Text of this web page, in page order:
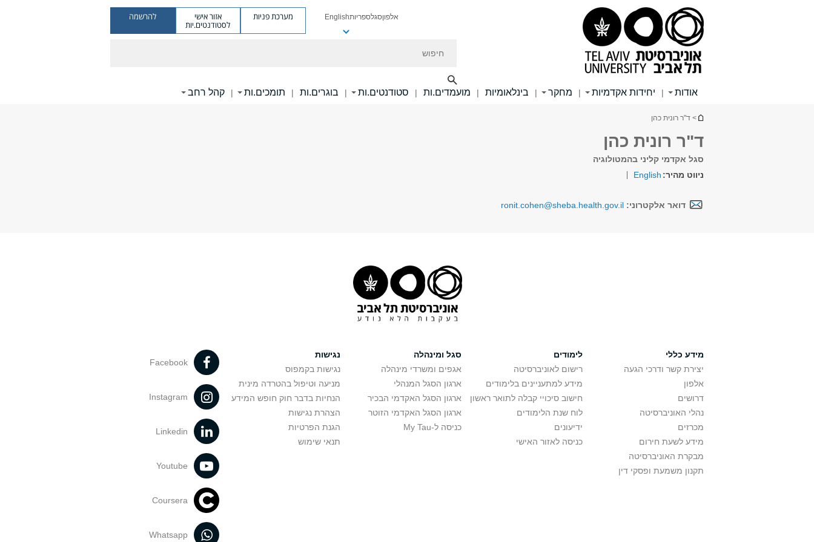
אלפוןסגלספריותEnglish מערכת פניות אזור אישי
לסטודנטים.יות
להרשמה
אודות | יחידות אקדמיות | מחקר | בינלאומיות | מועמדים.ות | סטודנטים.ות | בוגרים.ות | תומכים.ות | קהל רחב
הינך נמצא כאן
> ד"ר רונית כהן
ד"ר רונית כהן
סגל אקדמי קליני בהמטולוגיה
ניווט מהיר: English
דואר אלקטרוני: ronit.cohen@sheba.health.gov.il
מידע כללי
יצירת קשר ודרכי הגעה
אלפון
דרושים
נהלי האוניברסיטה
מכרזים
מידע לשעת חירום
מבקרת האוניברסיטה
תקנון משמעת ופסקי דין
לימודים
רישום לאוניברסיטה
מידע למתעניינים בלימודים
חישוב סיכויי קבלה לתואר ראשון
לוח שנת הלימודים
ידיעונים
כניסה לאזור האישי
סגל ומינהלה
אגפים ומשרדי מינהלה
ארגון הסגל המנהלי
ארגון הסגל האקדמי הבכיר
ארגון הסגל האקדמי הזוטר
כניסה ל-My Tau
נגישות
נגישות בקמפוס
מניעה וטיפול בהטרדה מינית
הנחיות בדבר חוק חופש המידע
הצהרת נגישות
הגנת הפרטיות
תנאי שימוש
Facebook
Instagram
Linkedin
Youtube
Coursera
Whatsapp